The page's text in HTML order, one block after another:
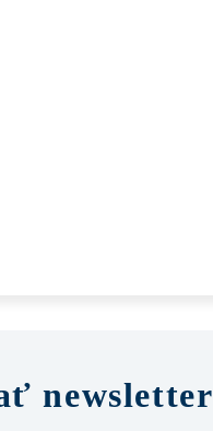
newsletter